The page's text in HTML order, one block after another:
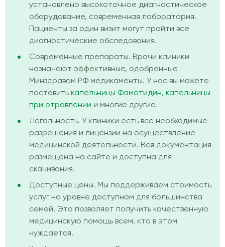
установлено высокоточное диагностическое
оборудование, современная лаборатория.
Пациенты за один визит могут пройти все
диагностические обследования.
Современные препараты. Врачи клиники
назначают эффективные, одобренные
Минздравом РФ медикаменты. У нас вы можете
поставить капельницы Фамотидин, капельницы
при отравлении и многие другие.
Легальность. У клиники есть все необходимые
разрешения и лицензии на осуществление
медицинской деятельности. Вся документация
размещена на сайте и доступна для
скачивания.
Доступные цены. Мы поддерживаем стоимость
услуг на уровне доступном для большинства
семей. Это позволяет получить качественную
медицинскую помощь всем, кто в этом
нуждается.